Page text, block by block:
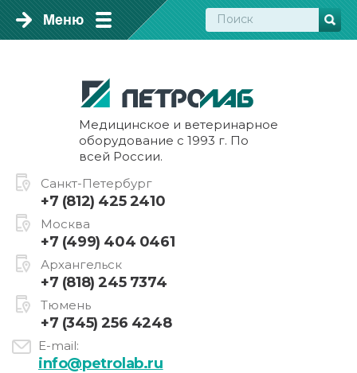
Медицинское и ветеринарное
оборудование с 1993 г. По
всей России.
Санкт-Петербург
+7 (812) 425 2410
Москва
+7 (499) 404 0461
Архангельск
+7 (818) 245 7374
Тюмень
+7 (345) 256 4248
E-mail:
info@petrolab.ru